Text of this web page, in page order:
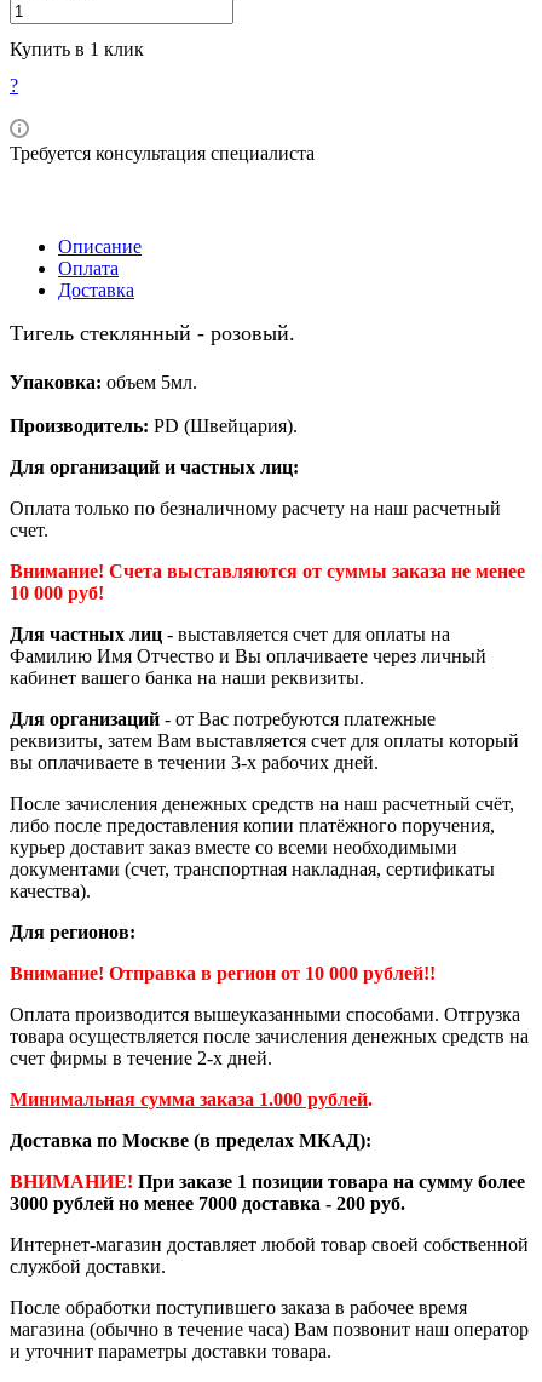
Купить в 1 клик
?
Требуется консультация специалиста
Описание
Оплата
Доставка
Тигель стеклянный - розовый.
Упаковка: объем 5мл.
Производитель: PD (Швейцария).
Для организаций и частных лиц:
Оплата только по безналичному расчету на наш расчетный
счет.
Внимание! Счета выставляются от суммы заказа не менее
10 000 руб!
Для частных лиц - выставляется счет для оплаты на
Фамилию Имя Отчество и Вы оплачиваете через личный
кабинет вашего банка на наши реквизиты.
Для организаций - от Вас потребуются платежные
реквизиты, затем Вам выставляется счет для оплаты который
вы оплачиваете в течении 3-х рабочих дней.
После зачисления денежных средств на наш расчетный счёт,
либо после предоставления копии платёжного поручения,
курьер доставит заказ вместе со всеми необходимыми
документами (счет, транспортная накладная, сертификаты
качества).
Для регионов:
Внимание! Отправка в регион от 10 000 рублей!!
Оплата производится вышеуказанными способами. Отгрузка
товара осуществляется после зачисления денежных средств на
счет фирмы в течение 2-х дней.
Минимальная сумма заказа 1.000 рублей.
Доставка по Москве (в пределах МКАД):
ВНИМАНИЕ! При заказе 1 позиции товара на сумму более
3000 рублей но менее 7000 доставка - 200 руб.
Интернет-магазин доставляет любой товар своей собственной
службой доставки.
После обработки поступившего заказа в рабочее время
магазина (обычно в течение часа) Вам позвонит наш оператор
и уточнит параметры доставки товара.